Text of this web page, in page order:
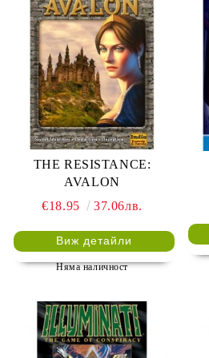
THE RESISTANCE:
AVALON
€18.95
37.06лв.
Виж детайли
Няма наличност